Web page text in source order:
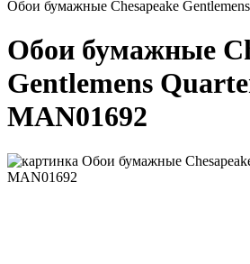
Обои бумажные Chesapeake
Обои бумажные
Gentlemens
MAN01692